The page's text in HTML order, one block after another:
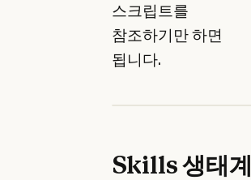
스크립트를
참조하기만 하면
됩니다.
Skills 생태계